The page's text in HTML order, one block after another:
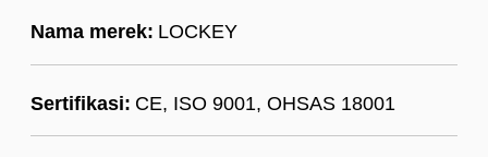
Nama merek: LOCKEY
Sertifikasi: CE, ISO 9001, OHSAS 18001